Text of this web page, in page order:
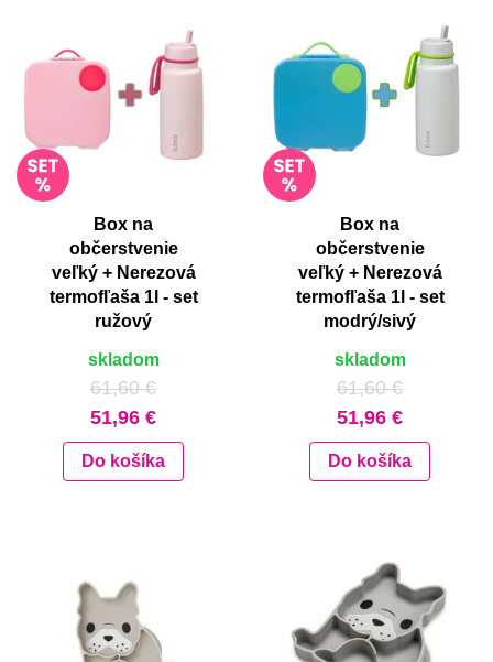
Box na
občerstvenie
veľký + Nerezová
termofľaša 1l - set
ružový
skladom
61,60 €
51,96 €
Do košíka
Box na
občerstvenie
veľký + Nerezová
termofľaša 1l - set
modrý/sivý
skladom
61,60 €
51,96 €
Do košíka